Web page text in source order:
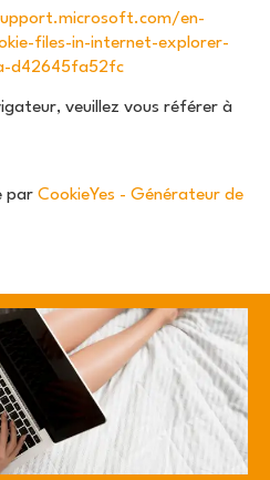
en-
files-in-internet-explorer-
d42645fa52fc
veuillez vous référer à
par CookieYes - Générateur de